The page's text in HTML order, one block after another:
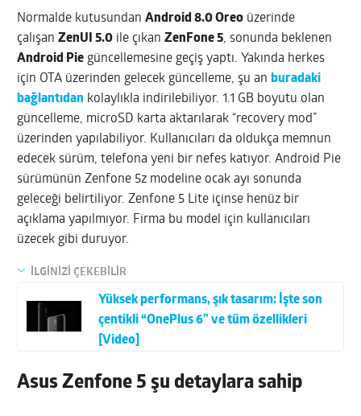
Normalde kutusundanAndroid 8.0 Oreo üzerinde
çalışanZenUI 5.0 ile çıkanZenFone 5, sonunda beklenen
Android Pie güncellemesine geçiş yaptı. Yakında herkes
için OTA üzerinden gelecek güncelleme, şu an buradaki
bağlantıdan kolaylıkla indirilebiliyor. 1.1 GB boyutu olan
güncelleme, microSD karta aktarılarak “recovery mod”
üzerinden yapılabiliyor. Kullanıcıları da oldukça memnun
edecek sürüm, telefona yeni bir nefes katıyor. Android Pie
sürümünün Zenfone 5z modeline ocak ayı sonunda
geleceği belirtiliyor. Zenfone 5 Lite içinse henüz bir
açıklama yapılmıyor. Firma bu model için kullanıcıları
üzecek gibi duruyor.
İLGİNİZİ ÇEKEBİLİR
Yüksek performans, şık tasarım: İşte son
çentikli “OnePlus 6” ve tüm özellikleri
[Video]
Asus Zenfone 5 şu detaylara sahip